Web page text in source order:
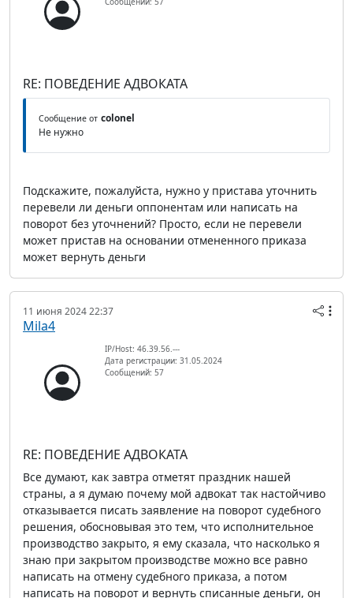
RE: ПОВЕДЕНИЕ АДВОКАТА
Сообщение от colonel
Не нужно
Подскажите, пожалуйста, нужно у пристава уточнить
перевели ли деньги оппонентам или написать на
поворот без уточнений? Просто, если не перевели
может пристав на основании отмененного приказа
может вернуть деньги
11 июня 2024 22:37
Mila4
IP/Host: 46.39.56.---
Дата регистрации: 31.05.2024
Сообщений: 57
RE: ПОВЕДЕНИЕ АДВОКАТА
Все думают, как завтра отметят праздник нашей
страны, а я думаю почему мой адвокат так настойчиво
отказывается писать заявление на поворот судебного
решения, обосновывая это тем, что исполнительное
производство закрыто, я ему сказала, что насколько я
знаю при закрытом производстве можно все равно
написать на отмену судебного приказа, а потом
написать на поворот и вернуть списанные деньги, он